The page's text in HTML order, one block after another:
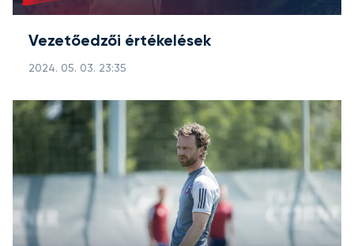
Vezetőedzői értékelések
2024. 05. 03. 23:35